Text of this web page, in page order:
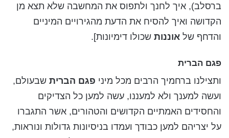
ברסלב), איך לחנך ולתפוס את המחשבה שלא תצא מן
הקדושה ואיך להסיח את הדעת מהגירויים המיניים
והדחף של אוננות שכולו דימיונות].
פגם הברית
ותצילנו ברחמיך הרבים מכל מיני פגם הברית שבעולם,
ועשה למענך ולא למעננו, עשה למען כל הצדיקים
והחסידים האמתיים הקדושים והטהורים, אשר התגברו
על יצריהם למען כבודך ועמדו בניסיונות גדולות ונוראות,